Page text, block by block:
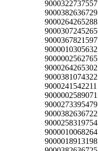
9000322737557
9000382636729
9000264265288
9000307245265
9000367821597
9000010305632
9000002562765
9000264265302
9000381074322
9000241542211
9000002589071
9000273395479
9000382636722
9000258319754
9000010068264
9000018913198